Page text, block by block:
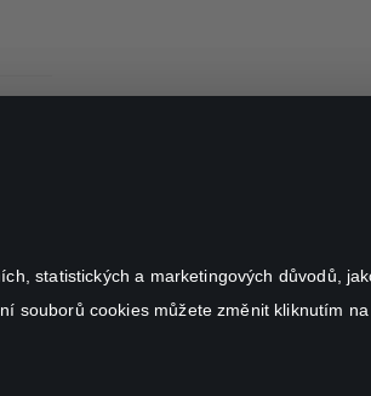
statistických a marketingových důvodů,
cookies můžete změnit kliknutím